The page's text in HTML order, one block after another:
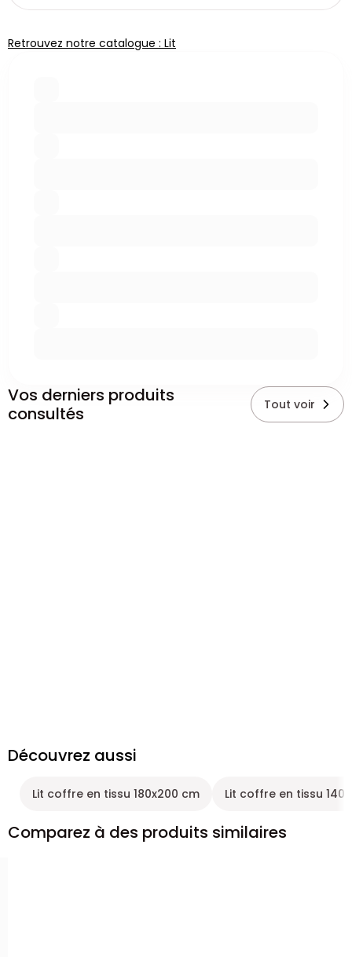
Retrouvez notre catalogue : Lit
Vos derniers produits
consultés
Tout voir
Découvrez aussi
Lit coffre en tissu 180x200 cm Lit coffre en tissu
Comparez à des produits similaires